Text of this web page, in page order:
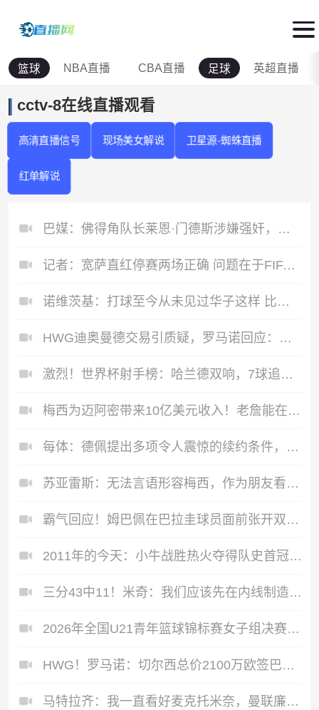
篮球 NBA直播 CBA直播 足球 英超直播
cctv-8在线直播观看
高清直播信号 现场美女解说 卫星源-蜘蛛直播
红单解说
巴媒：佛得角队长莱恩·门德斯涉嫌强奸，正接受警方调查
记者：宽萨直红停赛两场正确 问题在于FIFA对巴洛贡和C罗区别对待
诺维茨基：打球至今从未见过华子这样 比赛还8分钟就去祝贺对手
HWG迪奥曼德交易引质疑，罗马诺回应：你会看到的，一切都已谈妥
激烈！世界杯射手榜：哈兰德双响，7球追平姆巴佩、梅西
梅西为迈阿密带来10亿美元收入！老詹能在费城复刻梅西效应吗？
每体：德佩提出多项令人震惊的续约条件，遭到科林蒂安拒绝
苏亚雷斯：无法言语形容梅西，作为朋友看到他享受世界杯最为美好
霸气回应！姆巴佩在巴拉圭球员面前张开双臂庆祝
2011年的今天：小牛战胜热火夺得队史首冠 诺维茨基荣膺FMVP
三分43中11！米奇：我们应该先在内线制造压力 由内而外这么打
2026年全国U21青年篮球锦标赛女子组决赛单项榜单出炉！
HWG！罗马诺：切尔西总价2100万欧签巴列卡诺28岁左后卫查瓦里亚
马特拉齐：我一直看好麦克托米奈，曼联廉价出售他的操作很离谱